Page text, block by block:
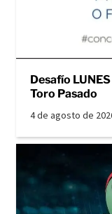
Desafío
Toro Pasado
4 de agosto de